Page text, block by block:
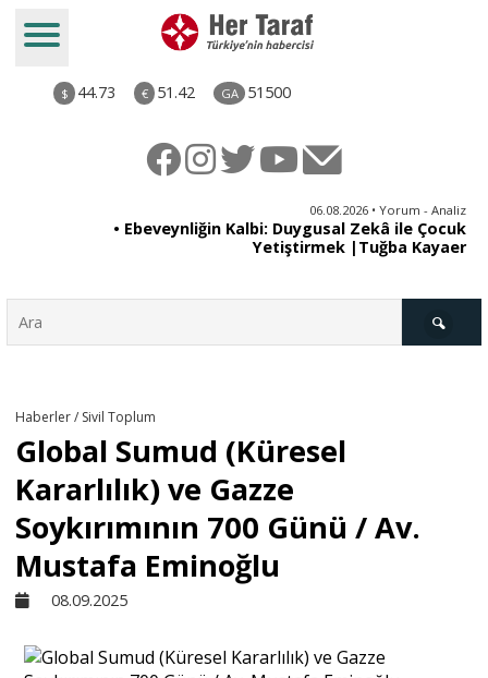
$ 44.73 € 51.42 GA 51500
06.08.2026 • Yorum - Analiz
• Ebeveynliğin Kalbi: Duygusal Zekâ ile Çocuk
Yetiştirmek |Tuğba Kayaer
Derkenar
Sivil Toplum
Haberler / Sivil Toplum
Global Sumud (Küresel
Kararlılık) ve Gazze
Soykırımının 700 Günü / Av.
Mustafa Eminoğlu
08.09.2025